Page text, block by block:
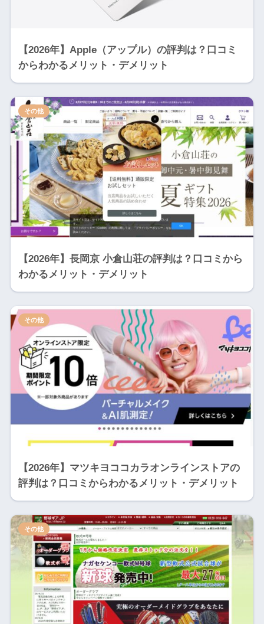
【2026年】Apple（アップル）の評判は？口コミ
からわかるメリット・デメリット
【2026年】長岡京 小倉山荘の評判は？口コミから
わかるメリット・デメリット
その他
【2026年】マツキヨココカラオンラインストアの
評判は？口コミからわかるメリット・デメリット
その他
その他